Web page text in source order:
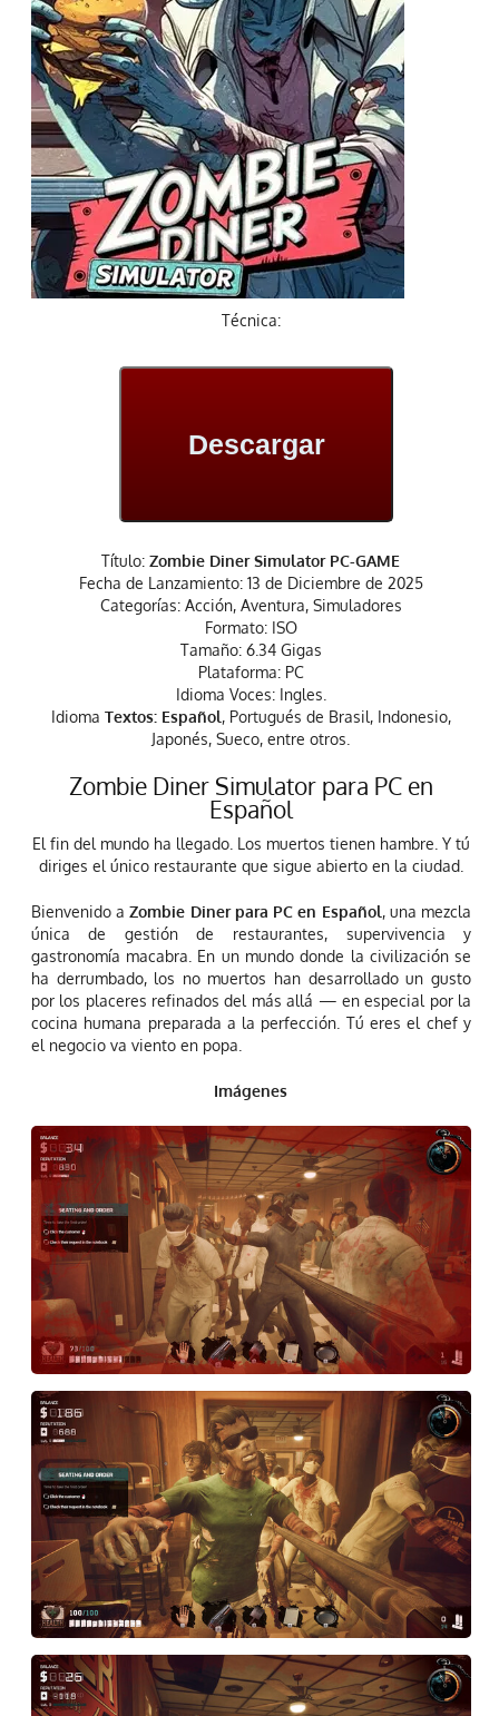
Técnica:
Descargar
Título:Zombie Diner Simulator PC-GAME
Fecha de Lanzamiento: 13 de Diciembre de 2025
Categorías: Acción, Aventura, Simuladores
Formato: ISO
Tamaño: 6.34 Gigas
Plataforma: PC
Idioma Voces: Ingles.
Idioma Textos: Español, Portugués de Brasil, Indonesio,
Japonés, Sueco, entre otros.
Zombie Diner Simulator para PC en
Español
El fin del mundo ha llegado. Los muertos tienen hambre. Y tú
diriges el único restaurante que sigue abierto en la ciudad.
Bienvenido aZombie Diner para PC en Español, una mezcla
única de gestión de restaurantes, supervivencia y
gastronomía macabra. En un mundo donde la civilización se
ha derrumbado, los no muertos han desarrollado un gusto
por los placeres refinados del más allá — en especial por la
cocina humana preparada a la perfección. Tú eres el chef y
el negocio va viento en popa.
Imágenes